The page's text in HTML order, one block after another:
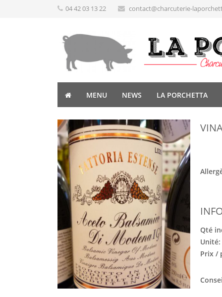
04 42 03 13 22 contact@charcuterie-
MENU NEWS LA PORCHETTA
Qté
Unité:
Prix /